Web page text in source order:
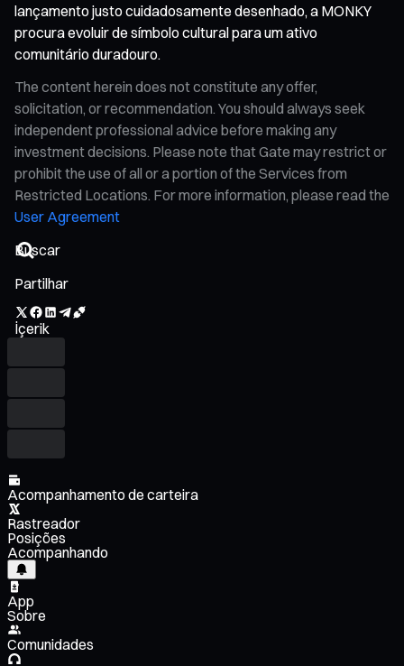
lançamento justo cuidadosamente desenhado, a MONKY
procura evoluir de símbolo cultural para um ativo
comunitário duradouro.
The content herein does not constitute any offer,
solicitation, or recommendation. You should always seek
independent professional advice before making any
investment decisions. Please note that Gate may restrict or
prohibit the use of all or a portion of the Services from
Restricted Locations. For more information, please read the
User Agreement
Partilhar
İçerik
Acompanhamento de carteira
Rastreador
Posições
Acompanhando
App
Sobre
Comunidades